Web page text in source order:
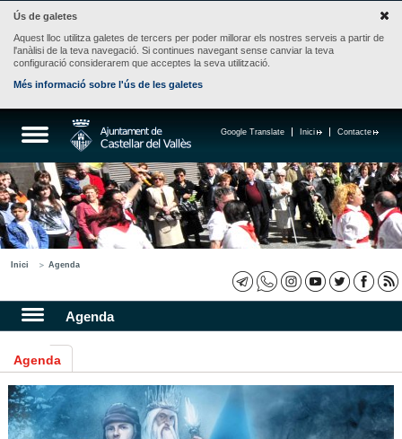
Ús de galetes
Aquest lloc utilitza galetes de tercers per poder millorar els nostres serveis a partir de
l'anàlisi de la teva navegació. Si continues navegant sense canviar la teva
configuració considerarem que acceptes la seva utilització.
Més informació sobre l'ús de les galetes
Contacte
Inici
Google Translate
Inici Agenda
Agenda
Agenda